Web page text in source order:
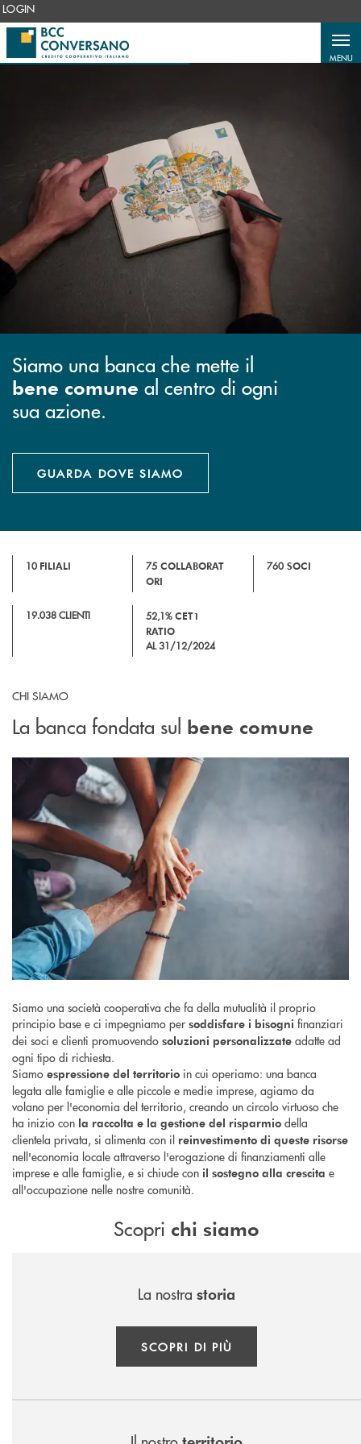
Salta al contenuto principale
LOGIN
MENU
Siamo una banca che mette il
bene comune al centro di ogni
sua azione.
GUARDA DOVE SIAMO
10 FILIALI 75 COLLABORAT
ORI
760SOCI
19.038 CLIENTI 52,1%CET1
RATIO
AL 31/12/2024
CHI SIAMO
La banca fondata sul bene comune
Siamo una società cooperativa che fa della mutualità il proprio
principio base e ci impegniamo per soddisfare i bisogni finanziari
dei soci e clienti promuovendo soluzioni personalizzate adatte ad
ogni tipo di richiesta.
Siamo espressione del territorio in cui operiamo: una banca
legata alle famiglie e alle piccole e medie imprese, agiamo da
volano per l'economia del territorio, creando un circolo virtuoso che
ha inizio con la raccolta e la gestione del risparmio della
clientela privata, si alimenta con il reinvestimento di queste risorse
nell'economia locale attraverso l'erogazione di finanziamenti alle
imprese e alle famiglie, e si chiude con il sostegno alla crescita e
all'occupazione nelle nostre comunità.
Scopri chi siamo
La nostra storia
SCOPRI DI PIÙ